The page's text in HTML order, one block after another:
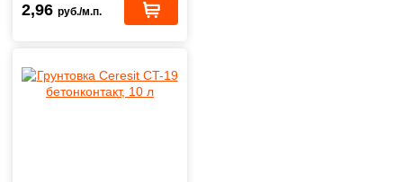
2,96 руб./м.п.